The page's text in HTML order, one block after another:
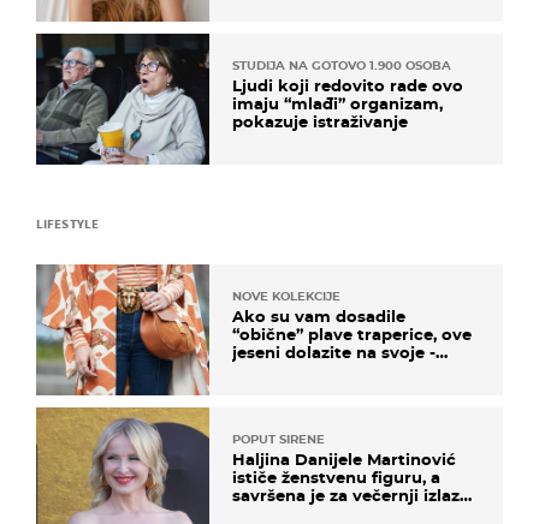
STUDIJA NA GOTOVO 1.900 OSOBA
Ljudi koji redovito rade ovo
imaju “mlađi” organizam,
pokazuje istraživanje
LIFESTYLE
NOVE KOLEKCIJE
Ako su vam dosadile
“obične” plave traperice, ove
jeseni dolazite na svoje -
POPUT SIRENE
Haljina Danijele Martinović
ističe ženstvenu figuru, a
savršena je za večernji izlazak